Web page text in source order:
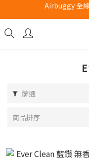
Airbuggy 全
Airbuggy 全
CURLI瑞士
買任何獅子
篩選
商品排序